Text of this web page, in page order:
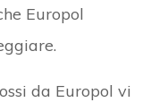
Europol
da Europol vi